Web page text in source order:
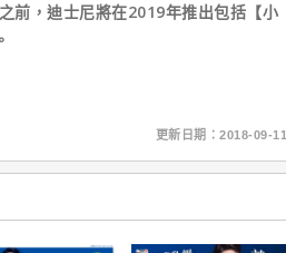
前，迪士尼將在2019年推出包括【小
更新日期：2018-09-11